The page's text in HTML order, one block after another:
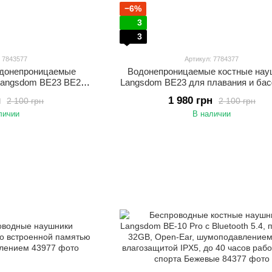
7843577
BE23 BE23
и IP68 Зеленый
2 100 грн
−6%
3
3
Артикул: 7784377
Водонепроницаемые костные
Langsdom BE23 для плавания и
Черный2 100 грн
1 980 грн
В наличии